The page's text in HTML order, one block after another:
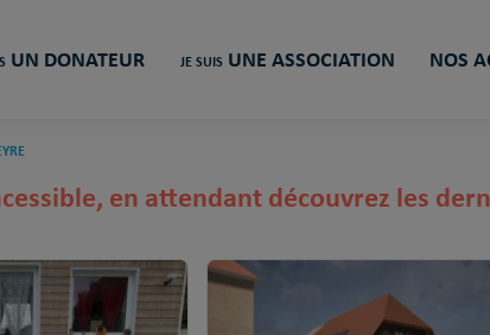
UN DONATEUR JE SUIS UNE ASSOCIATION NOS
en attendant découvrez les